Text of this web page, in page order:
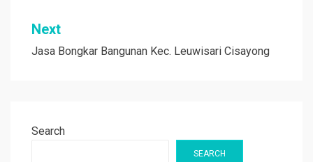
Next
Jasa Bongkar Bangunan Kec. Leuwisari Cisayong
Search
SEARCH